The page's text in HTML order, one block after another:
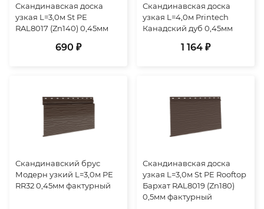
Скандинавская доска
узкая L=3,0м St PE
RAL8017 (Zn140) 0,45мм
690 ₽
Скандинавская доска
узкая L=4,0м Printech
Канадский дуб 0,45мм
1 164 ₽
Скандинавский брус
Модерн узкий L=3,0м PE
RR32 0,45мм фактурный
Скандинавская доска
узкая L=3,0м St PE Rooftop
Бархат RAL8019 (Zn180)
0,5мм фактурный